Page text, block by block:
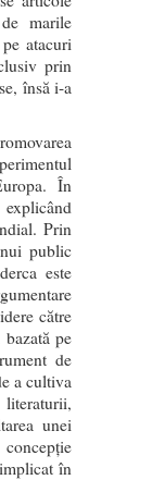
marile
atacuri
prin
însă i-a
În
Prin
public
este
către
pe
de
a cultiva
unei
în